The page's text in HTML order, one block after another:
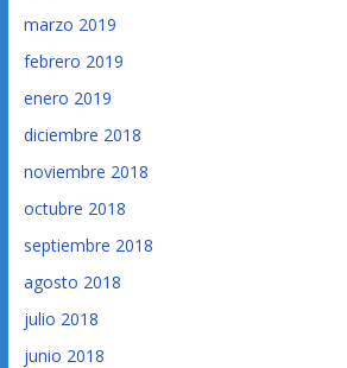
marzo 2019
febrero 2019
enero 2019
diciembre 2018
noviembre 2018
octubre 2018
septiembre 2018
agosto 2018
julio 2018
junio 2018